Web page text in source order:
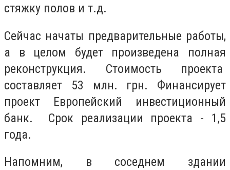
стяжку полов и т.д.
Сейчас начаты предварительные работы,
а в целом будет произведена полная
реконструкция. Стоимость проекта
составляет 53 млн. грн. Финансирует
проект Европейский инвестиционный
банк. Срок реализации проекта - 1,5
года.
Напомним, в соседнем здании